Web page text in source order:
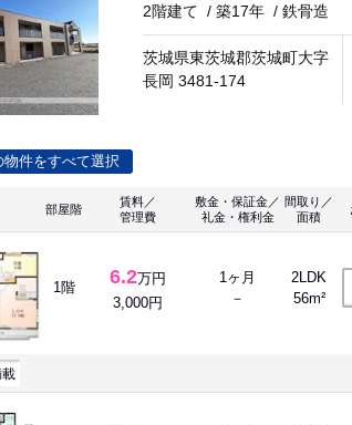
2階建て /築17年 /鉄骨造
茨城県東茨城郡茨城町大字
長岡 3481-174
物件をすべて選択
部屋階
賃料／
管理費
敷金・保証金／
礼金・権利金
間取り／
面積
1階 6.2万円
3,000円
1ヶ月
－
2LDK
56m²